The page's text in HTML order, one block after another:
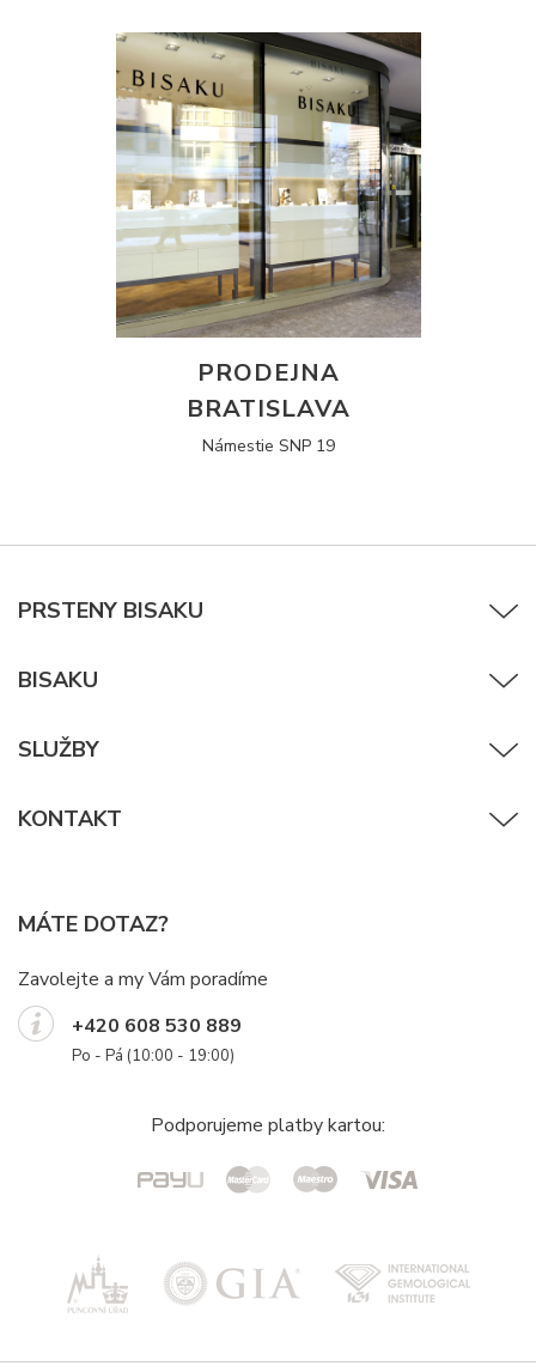
PRODEJNA
BRATISLAVA
Námestie SNP 19
PRSTENY BISAKU
BISAKU
SLUŽBY
KONTAKT
MÁTE DOTAZ?
Zavolejte a my Vám poradíme
+420 608 530 889
Po - Pá (10:00 - 19:00)
Podporujeme platby kartou: